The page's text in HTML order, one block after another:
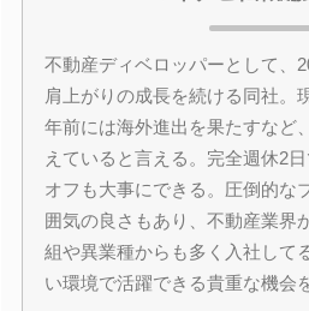
不動産ディベロッパーとして、
肩上がりの成長を続ける同社。
年前には海外進出を果たすなど
えていると言える。完全週休2
オフも大事にできる。圧倒的な
囲気の良さもあり、不動産業界
組や異業種からも多く入社して
い環境で活躍できる貴重な機会